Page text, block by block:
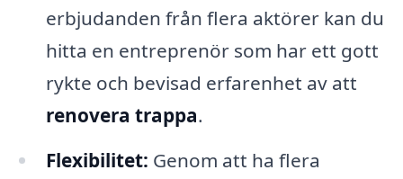
erbjudanden från flera aktörer kan du
hitta en entreprenör som har ett gott
rykte och bevisad erfarenhet av att
renovera trappa.
Flexibilitet: Genom att ha flera